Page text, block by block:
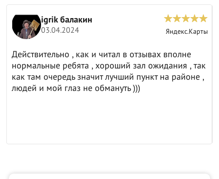
igrik балакин
03.04.2024 Яндекс.Карты
Действительно , как и читал в отзывах вполне
нормальные ребята , хороший зал ожидания , так
как там очередь значит лучший пункт на районе ,
людей и мой глаз не обмануть )))